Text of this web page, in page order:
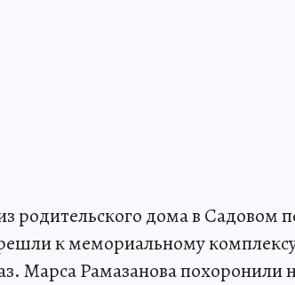
родительского дома в Садовом
к мемориальному
Марса Рамазанова похоронили